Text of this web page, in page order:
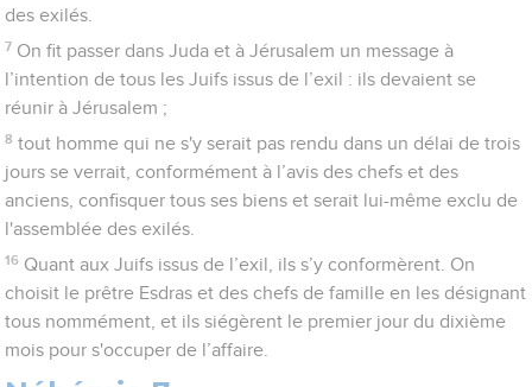
des exilés.
7 On fit passer dans Juda et à Jérusalem un message à
l’intention de tous les Juifs issus de l’exil : ils devaient se
réunir à Jérusalem ;
8 tout homme qui ne s'y serait pas rendu dans un délai de trois
jours se verrait, conformément à l’avis des chefs et des
anciens, confisquer tous ses biens et serait lui-même exclu de
l'assemblée des exilés.
16 Quant aux Juifs issus de l’exil, ils s’y conformèrent. On
choisit le prêtre Esdras et des chefs de famille en les désignant
tous nommément, et ils siégèrent le premier jour du dixième
mois pour s'occuper de l’affaire.